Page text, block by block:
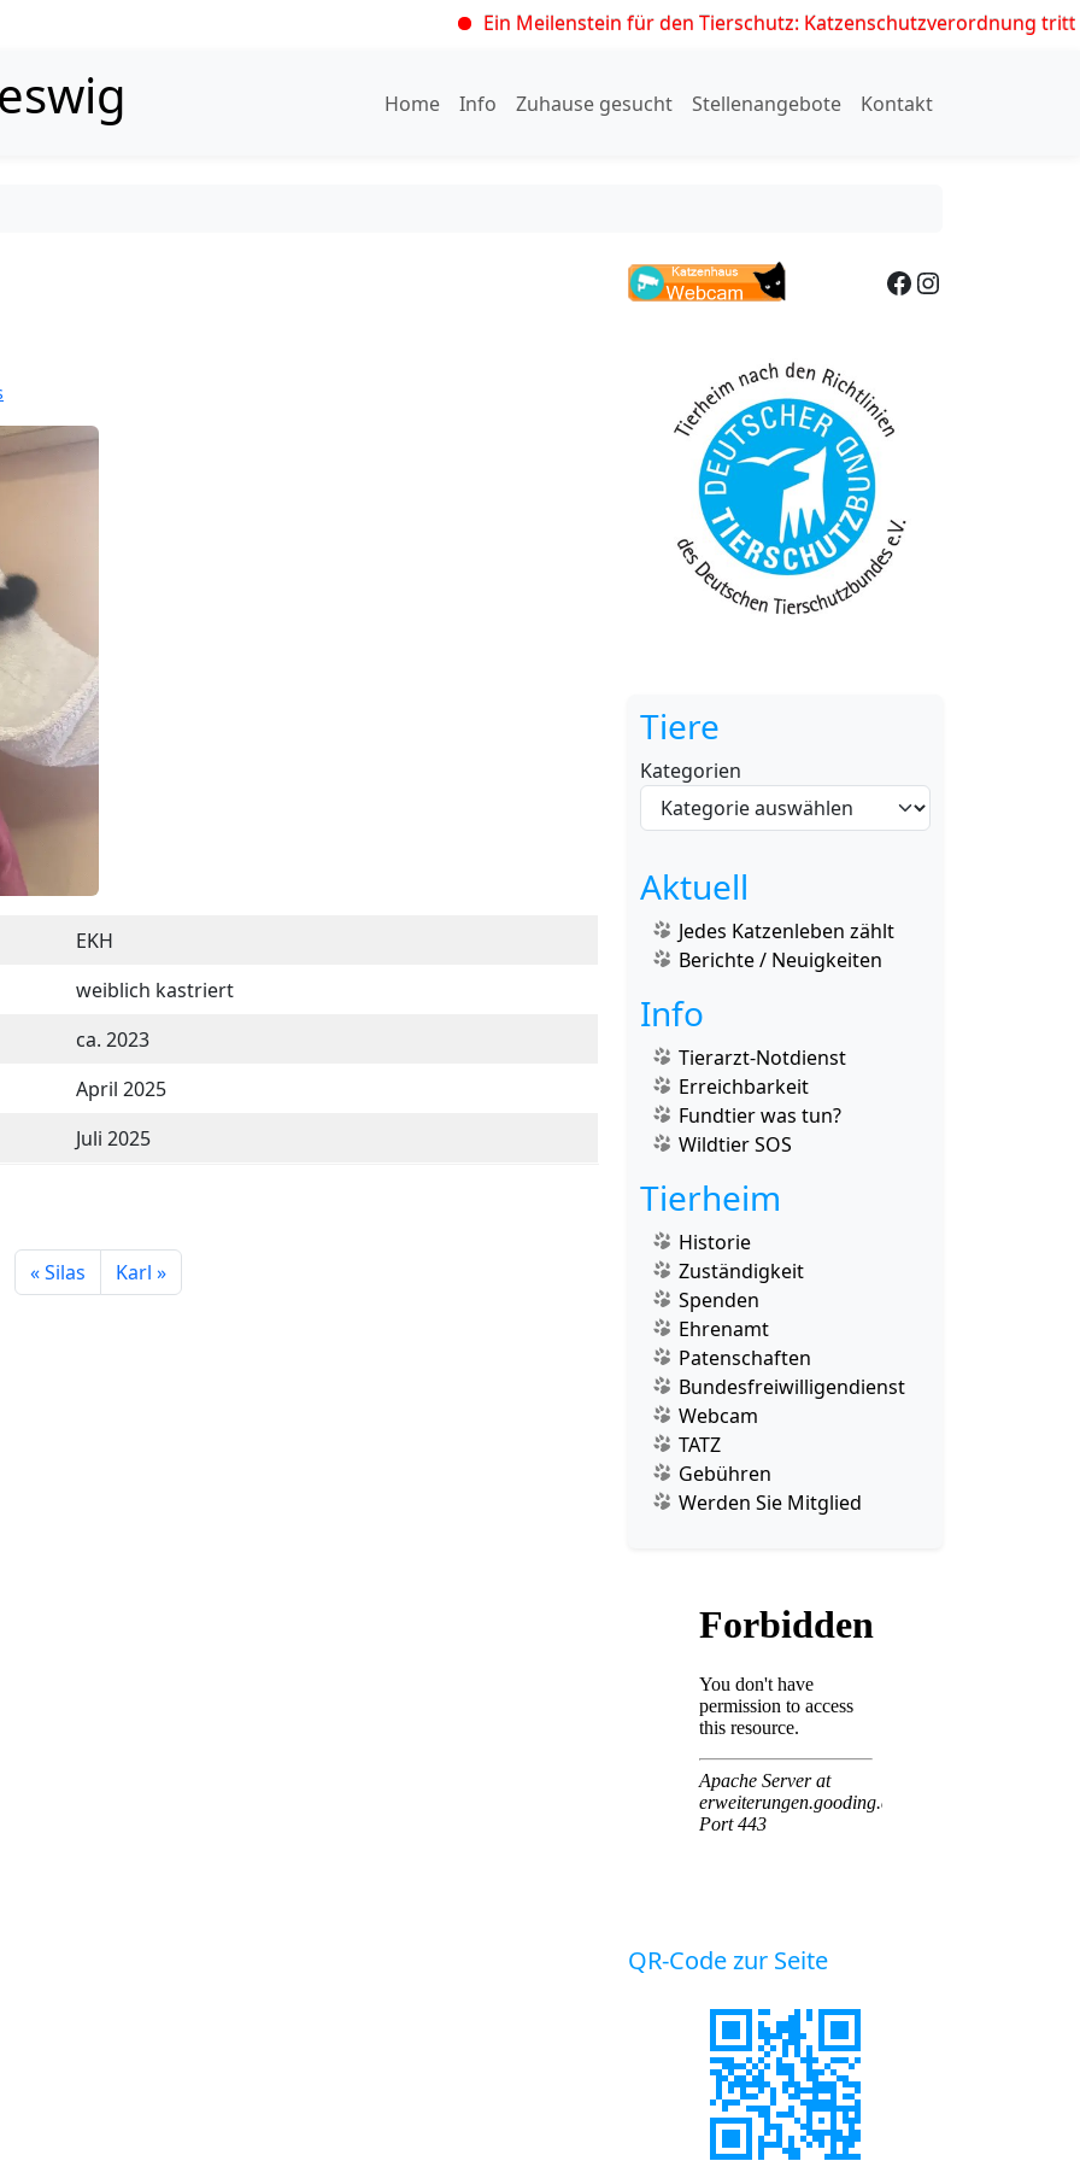
Ein Meilenstein für den Tierschutz: Katzenschutzverordnung tritt am
Home Info Zuhause gesucht Stellenangebote Kontakt
EKH
weiblich kastriert
ca. 2023
April 2025
Juli 2025
Silas Karl
Facebook Instagram
Tiere
Kategorien
Aktuell
Jedes Katzenleben zählt
Berichte / Neuigkeiten
Info
Tierarzt-Notdienst
Erreichbarkeit
Fundtier was tun?
Wildtier SOS
Tierheim
Historie
Zuständigkeit
Spenden
Ehrenamt
Patenschaften
Bundesfreiwilligendienst
Webcam
TATZ
Gebühren
Werden Sie Mitglied
QR-Code zur Seite